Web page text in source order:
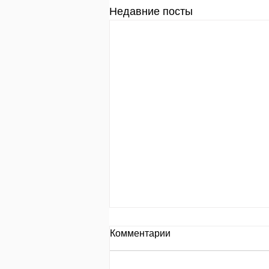
Недавние посты
День за днем.
День 653 Пр.24:8: «Кто
Комментарии